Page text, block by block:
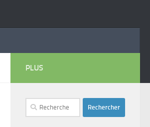
PLUS
Rechercher :